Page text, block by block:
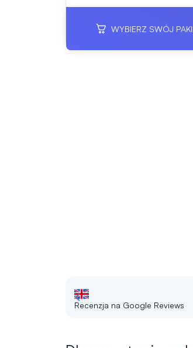
WYBIERZ SWÓJ
Recenzja na Google Reviews